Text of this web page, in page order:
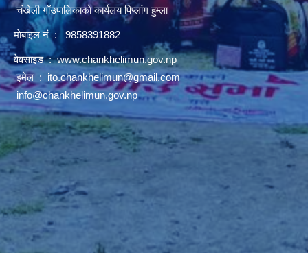
चंखेली गाँउपालिकाकाे कार्यलय पिप्लांग हुम्ला
माेबाइल नं : 9858391882
वेवसाइड :www.chankhelimun.gov.np
इमेल : ito.chankhelimun@gmail.com
info@chankhelimun.gov.np